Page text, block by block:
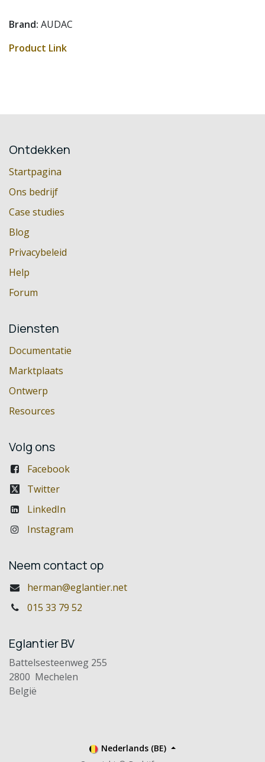
Brand: AUDAC
Product Link
Ontdekken
Startpagina
Ons bedrijf
Case studies
Blog
Privacybeleid
Help
Forum
Diensten
Documentatie
Marktplaats
Ontwerp
Resources
Volg ons
Facebook
Twitter
LinkedIn
Instagram
Neem contact op
herman@eglantier.net
015 33 79 52
Eglantier BV
Battelsesteenweg 255
2800 Mechelen
België
Nederlands (BE)